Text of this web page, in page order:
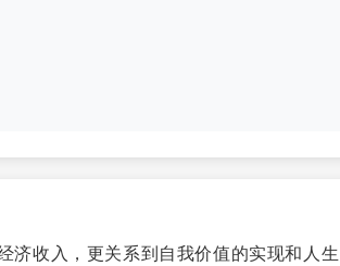
济收入，更关系到自我价值的实现和人生